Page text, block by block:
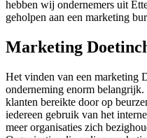
hebben wij ondernemers uit
geholpen aan een marketing
Marketing
Het vinden van een marketing
onderneming enorm
klanten bereikte door op
iedereen gebruik van het
meer organisaties zich